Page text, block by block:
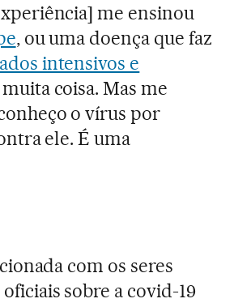
me ensinou
, ou uma doença que faz
intensivos e
coisa. Mas me
o vírus por
ele. É uma
com os seres
sobre a covid-19